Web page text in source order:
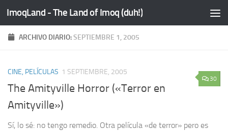
Saltar al contenido
ImoqLand - The Land of Imoq (duh!)
ARCHIVO DIARIO:SEPTIEMBRE 1, 2005
30
CINE, PELÍCULAS 1 SEPTIEMBRE, 2005
The Amityville Horror («Terror en
Amityville»)
Sí, lo sé: no tengo remedio. Otra película «de terror» pero es